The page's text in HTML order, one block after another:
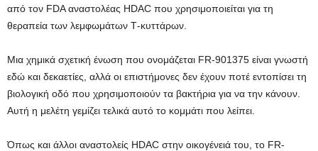
από τον FDA αναστολέας HDAC που χρησιμοποιείται για τη
θεραπεία των λεμφωμάτων Τ-κυττάρων.
Μια χημικά σχετική ένωση που ονομάζεται FR-901375 είναι γνωστή
εδώ και δεκαετίες, αλλά οι επιστήμονες δεν έχουν ποτέ εντοπίσει τη
βιολογική οδό που χρησιμοποιούν τα βακτήρια για να την κάνουν.
Αυτή η μελέτη γεμίζει τελικά αυτό το κομμάτι που λείπει.
Όπως και άλλοι αναστολείς HDAC στην οικογένειά του, το FR-